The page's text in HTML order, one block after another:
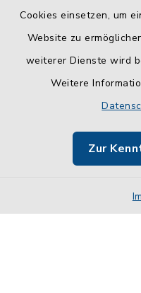
Cookies einsetzen, um
Website zu
weiterer Dienste wird
Weitere
Zur